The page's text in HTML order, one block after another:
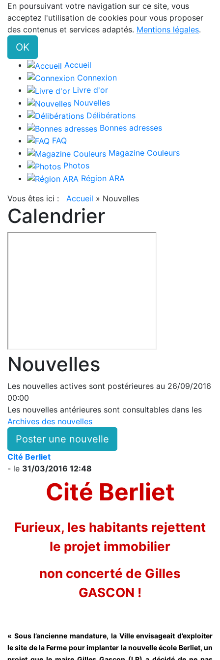
En poursuivant votre navigation sur ce site, vous
acceptez l'utilisation de cookies pour vous proposer
des contenus et services adaptés. Mentions légales.
OK
Accueil
Connexion
Livre d'or
Nouvelles
Délibérations
Bonnes adresses
FAQ
Magazine Couleurs
Photos
Région ARA
Vous êtes ici : Accueil » Nouvelles
Calendrier
Nouvelles
Les nouvelles actives sont postérieures au 26/09/2016
00:00
Les nouvelles antérieures sont consultables dans les
Archives des nouvelles
Poster une nouvelle
Cité Berliet
- le 31/03/2016 12:48
Cité Berliet
Furieux, les habitants rejettent
le projet immobilier
non concerté de Gilles
GASCON !
« Sous l’ancienne mandature, la Ville envisageait d’exploiter
le site de la Ferme pour implanter la nouvelle école Berliet, un